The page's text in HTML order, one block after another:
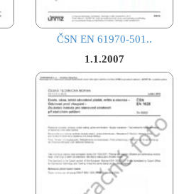
ČSN EN 61970-501..
1.1.2007